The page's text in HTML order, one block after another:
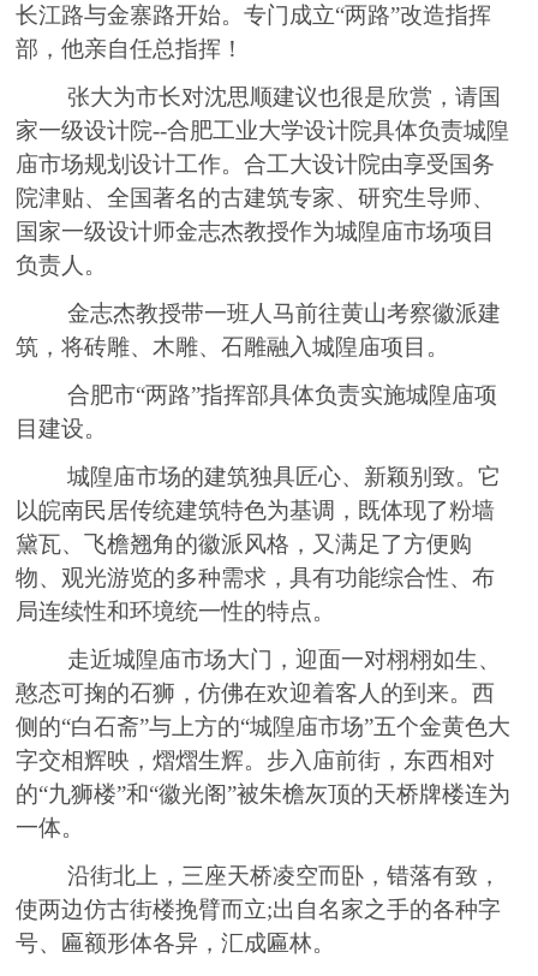
长江路与金寨路开始。专门成立“两路”改造指挥
部，他亲自任总指挥！
张大为市长对沈思顺建议也很是欣赏，请国
家一级设计院--合肥工业大学设计院具体负责城隍
庙市场规划设计工作。合工大设计院由享受国务
院津贴、全国著名的古建筑专家、研究生导师、
国家一级设计师金志杰教授作为城隍庙市场项目
负责人。
金志杰教授带一班人马前往黄山考察徽派建
筑，将砖雕、木雕、石雕融入城隍庙项目。
合肥市“两路”指挥部具体负责实施城隍庙项
目建设。
城隍庙市场的建筑独具匠心、新颖别致。它
以皖南民居传统建筑特色为基调，既体现了粉墙
黛瓦、飞檐翘角的徽派风格，又满足了方便购
物、观光游览的多种需求，具有功能综合性、布
局连续性和环境统一性的特点。
走近城隍庙市场大门，迎面一对栩栩如生、
憨态可掬的石狮 ，仿佛在欢迎着客人的到来。西
侧的“白石斋”与上方的“城隍庙市场”五个金黄色大
字交相辉映，熠熠生辉。步入庙前街，东西相对
的“九狮楼”和“徽光阁”被朱檐灰顶的天桥牌楼连为
一体。
沿街北上，三座天桥凌空而卧，错落有致，
使两边仿古街楼挽臂而立;出自名家之手的各种字
号、匾额形体各异，汇成匾林。